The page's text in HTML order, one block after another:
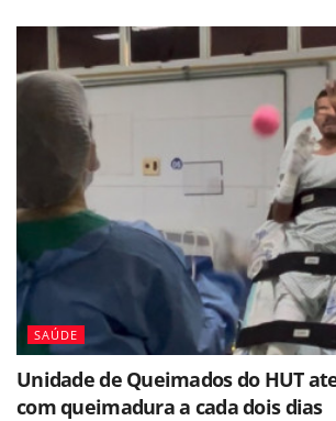
SAÚDE
Unidade de Queimados do HUT
com queimadura a cada dois dias